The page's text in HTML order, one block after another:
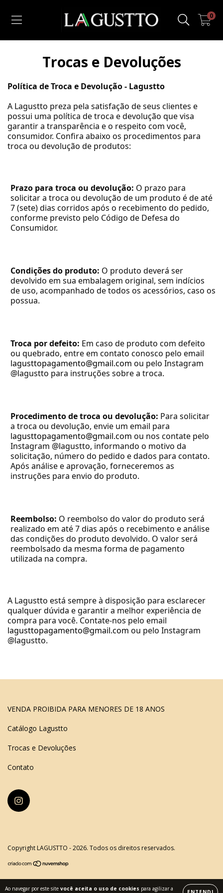
0
Ao navegar por este site você aceita o uso de cookies para agilizar a
Trocas e Devoluções
Política de Troca e Devolução - Lagustto
A Lagustto preza pela satisfação de seus clientes e
possui uma política de troca e devolução que visa
garantir a transparência e o respeito com você,
consumidor. Confira abaixo os procedimentos para
troca ou devolução de produtos:
Prazo para troca ou devolução: O prazo para
solicitar a troca ou devolução de um produto é de até
7 (sete) dias corridos após o recebimento do pedido,
conforme previsto pelo Código de Defesa do
Consumidor.
Condições do produto: O produto deverá ser
devolvido em sua embalagem original, sem indícios
de uso, acompanhado de todos os acessórios, caso os
possua.
Troca por defeito: Em caso de produto com defeito
lagusttopagamento@gmail.com ou pelo Instagram
@lagustto para instruções sobre a troca.
Procedimento de troca ou devolução: Para solicitar
lagusttopagamento@gmail.com ou nos contate pelo
Instagram @lagustto, informando o motivo da
solicitação, número do pedido e dados para contato.
Após análise e aprovação, forneceremos as
instruções para envio do produto.
Reembolso: O reembolso do valor do produto será
realizado em até 7 dias após o recebimento e análise
das condições do produto devolvido. O valor será
reembolsado da mesma forma de pagamento
utilizada na compra.
A Lagustto está sempre à disposição para esclarecer
qualquer dúvida e garantir a melhor experiência de
lagusttopagamento@gmail.com ou pelo Instagram
@lagustto.
VENDA PROIBIDA PARA MENORES DE 18 ANOS
Catálogo Lagustto
Trocas e Devoluções
Contato
Copyright LAGUSTTO - 2026. Todos os direitos reservados.